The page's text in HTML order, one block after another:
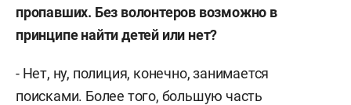
пропавших. Без волонтеров возможно в
принципе найти детей или нет?
- Нет, ну, полиция, конечно, занимается
поисками. Более того, большую часть